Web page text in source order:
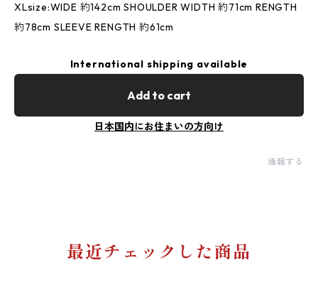
XLsize:WIDE 約142cm SHOULDER WIDTH 約71cm RENGTH
約78cm SLEEVE RENGTH 約61cm
International shipping available
Add to cart
日本国内にお住まいの方向け
通報する
最近チェックした商品